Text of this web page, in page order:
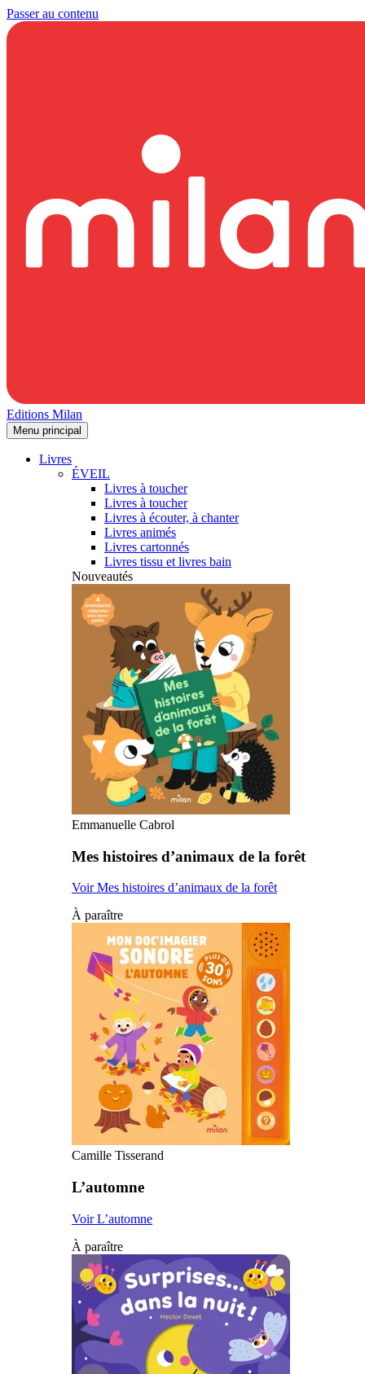
Passer au contenu
Editions Milan
Menu principal
Livres
ÉVEIL
Livres à toucher
Livres à toucher
Livres à écouter, à chanter
Livres animés
Livres cartonnés
Livres tissu et livres bain
Nouveautés
Emmanuelle Cabrol
Mes histoires d’animaux de la forêt
Voir Mes histoires d’animaux de la forêt
À paraître
Camille Tisserand
L’automne
Voir L’automne
À paraître